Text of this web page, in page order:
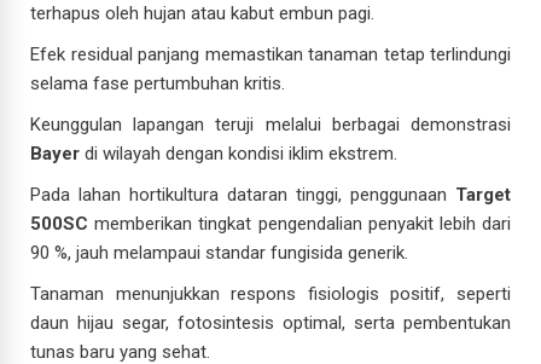
terhapus oleh hujan atau kabut embun pagi.
Efek residual panjang memastikan tanaman tetap terlindungi
selama fase pertumbuhan kritis.
Keunggulan lapangan teruji melalui berbagai demonstrasi
Bayer di wilayah dengan kondisi iklim ekstrem.
Pada lahan hortikultura dataran tinggi, penggunaan Target
500SCmemberikan tingkat pengendalian penyakit lebih dari
90 %, jauh melampaui standar fungisida generik.
Tanaman menunjukkan respons fisiologis positif, seperti
daun hijau segar, fotosintesis optimal, serta pembentukan
tunas baru yang sehat.